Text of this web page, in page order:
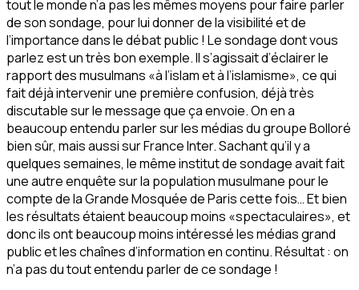
tout le monde n’a pas les mêmes moyens pour faire parler
de son sondage, pour lui donner de la visibilité et de
l’importance dans le débat public ! Le sondage dont vous
parlez est un très bon exemple. Il s’agissait d’éclairer le
rapport des musulmans «à l’islam et à l’islamisme», ce qui
fait déjà intervenir une première confusion, déjà très
discutable sur le message que ça envoie. On en a
beaucoup entendu parler sur les médias du groupe Bolloré
bien sûr, mais aussi sur France Inter. Sachant qu’il y a
quelques semaines, le même institut de sondage avait fait
une autre enquête sur la population musulmane pour le
compte de la Grande Mosquée de Paris cette fois… Et bien
les résultats étaient beaucoup moins «spectaculaires», et
donc ils ont beaucoup moins intéressé les médias grand
public et les chaînes d’information en continu. Résultat : on
n’a pas du tout entendu parler de ce sondage !